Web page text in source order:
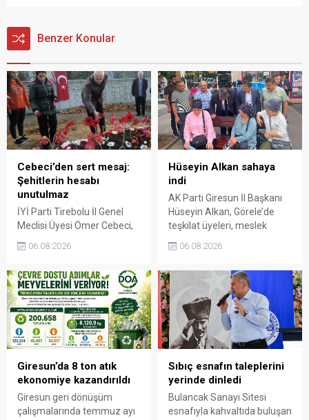
Benzer Konular
Cebeci’den sert mesaj:
Şehitlerin hesabı
unutulmaz
İYİ Parti Tirebolu İl Genel
Meclisi Üyesi Ömer Cebeci,
Giresun Müdafaa-i Hukuk
Cemiyeti’nin Milli Mücadele
çekti. Cebeci, Giresun’un
bağımsızlık mücadelesinde
üstlendiği tarihi
sorumluluğun gelecek
nesillere doğru anlatılması
gerektiğini söyledi.
06.08.2026
Hüseyin Alkan sahaya
indi
AK Parti Giresun İl Başkanı
Hüseyin Alkan, Görele’de
teşkilat üyeleri, meslek
odaları ve esnafla bir araya
gelerek talep ve beklentileri
06.08.2026
Giresun’da 8 ton atık
ekonomiye kazandırıldı
Giresun geri dönüşüm
çalışmalarında temmuz ayı
Sıbıç esnafın taleplerini
yerinde dinledi
Bulancak Sanayi Sitesi
esnafıyla kahvaltıda buluşan